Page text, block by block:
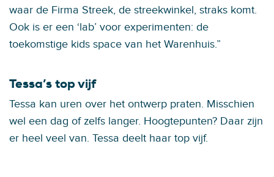
waar de Firma Streek, de streekwinkel, straks komt.
Ook is er een ‘lab’ voor experimenten: de
toekomstige kids space van het Warenhuis.”
Tessa’s top vijf
Tessa kan uren over het ontwerp praten. Misschien
wel een dag of zelfs langer. Hoogtepunten? Daar zijn
er heel veel van. Tessa deelt haar top vijf.